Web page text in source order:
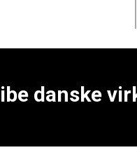
danske